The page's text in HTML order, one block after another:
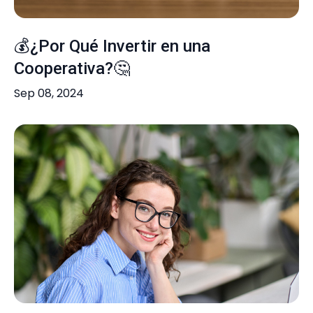
💰¿Por Qué Invertir en una
Cooperativa?🤔
Sep 08, 2024